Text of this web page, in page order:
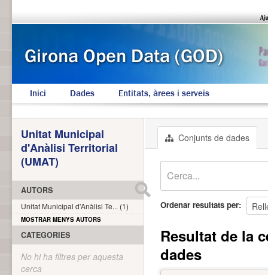
Inici Dades Entitats, àrees i serveis
Conjunts de dades
Ordenar resultats per
Resultat de la
dades
Unitat Municipal
d'Anàlisi Territorial
(UMAT)
AUTORS
Unitat Municipal d'Anàlisi Te... (1)
MOSTRAR MENYS AUTORS
CATEGORIES
No hi ha filtres per aquesta
cerca